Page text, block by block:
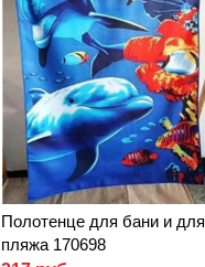
Полотенце для бани и для
пляжа 170698